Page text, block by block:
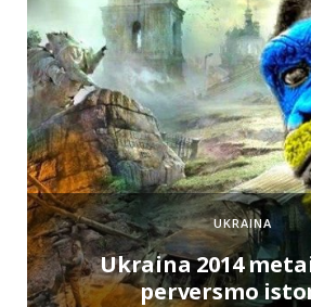
UKRAINA
Ukraina 2014
perversmo